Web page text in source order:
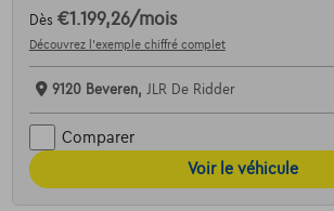
Dès €1.199,26/mois
Découvrez l’exemple chiffré complet
9120 Beveren, JLR De Ridder
Comparer
Voir le véhicule